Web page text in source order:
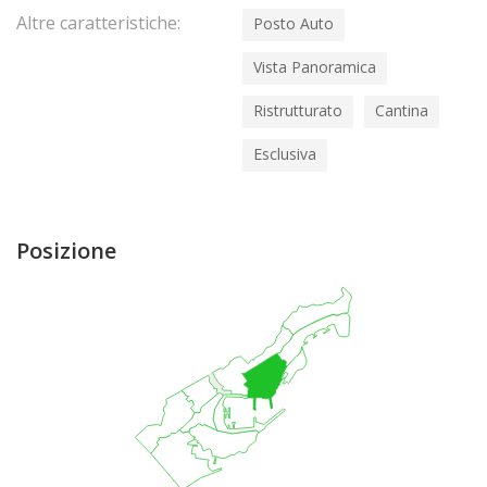
Altre caratteristiche: Posto Auto
Vista Panoramica
Ristrutturato Cantina
Esclusiva
Posizione